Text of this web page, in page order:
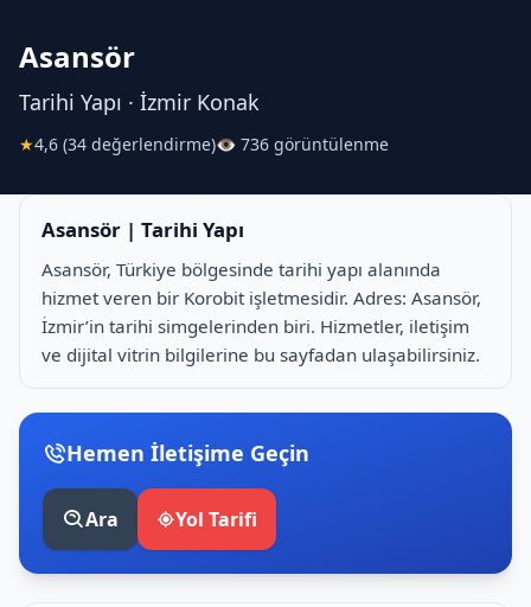
Asansör
Tarihi Yapı · İzmir Konak
★4,6 (34 değerlendirme)👁 736 görüntülenme
Asansör | Tarihi Yapı
Asansör, Türkiye bölgesinde tarihi yapı alanında
hizmet veren bir Korobit işletmesidir. Adres: Asansör,
İzmir’in tarihi simgelerinden biri. Hizmetler, iletişim
ve dijital vitrin bilgilerine bu sayfadan ulaşabilirsiniz.
Hemen İletişime Geçin
Ara Yol Tarifi